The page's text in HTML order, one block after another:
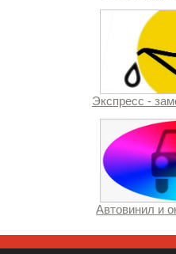
Экспресс -
Автовинил и